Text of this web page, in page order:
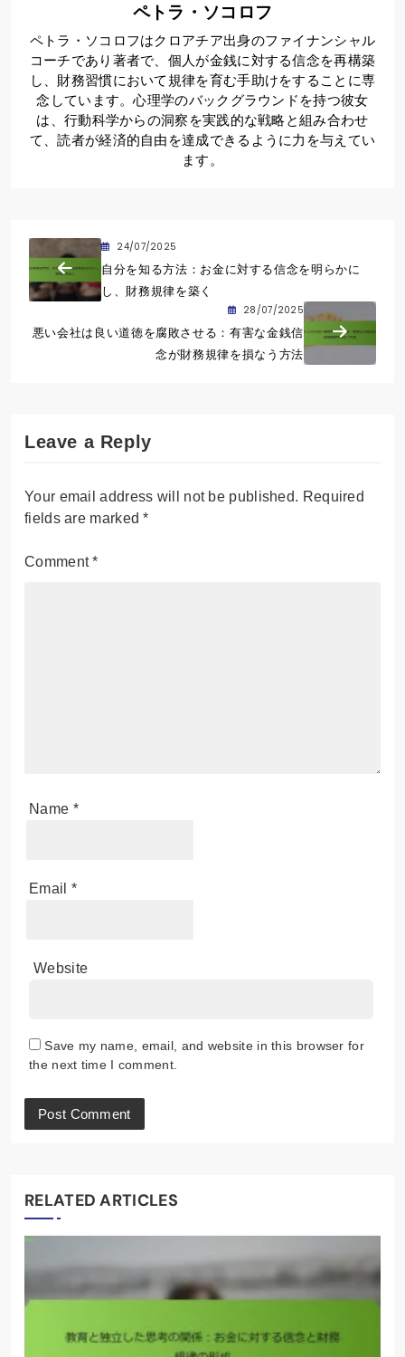
ペトラ・ソコロフ
ペトラ・ソコロフはクロアチア出身のファイナンシャル
コーチであり著者で、個人が金銭に対する信念を再構築
し、財務習慣において規律を育む手助けをすることに専
念しています。心理学のバックグラウンドを持つ彼女
は、行動科学からの洞察を実践的な戦略と組み合わせ
て、読者が経済的自由を達成できるように力を与えてい
ます。
24/07/2025
自分を知る方法：お金に対する信念を明らかに
し、財務規律を築く
28/07/2025
悪い会社は良い道徳を腐敗させる：有害な金銭信
念が財務規律を損なう方法
Leave a Reply
Your email address will not be published. Required
fields are marked*
Comment*
Name *
Email *
Website
Save my name, email, and website in this browser for
the next time I comment.
RELATED ARTICLES